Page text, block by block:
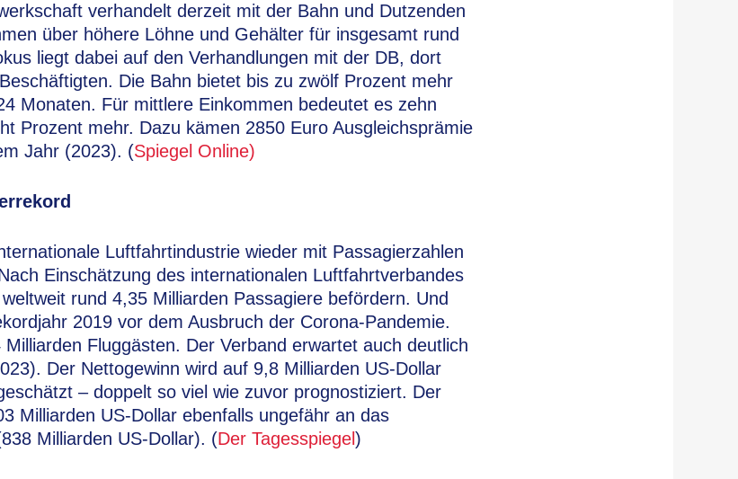
verhandelt derzeit mit der Bahn und Dutzenden
über höhere Löhne und Gehälter für insgesamt rund
liegt dabei auf den Verhandlungen mit der DB, dort
Die Bahn bietet bis zu zwölf Prozent mehr
Monaten. Für mittlere Einkommen bedeutet es zehn
Prozent mehr. Dazu kämen 2850 Euro Ausgleichsprämie
Jahr (2023). (Spiegel Online)
Luftfahrtindustrie wieder mit Passagierzahlen
Einschätzung des internationalen Luftfahrtverbandes
rund 4,35 Milliarden Passagiere befördern. Und
2019 vor dem Ausbruch der Corona-Pandemie.
Fluggästen. Der Verband erwartet auch deutlich
Der Nettogewinn wird auf 9,8 Milliarden US-Dollar
– doppelt so viel wie zuvor prognostiziert. Der
Milliarden US-Dollar ebenfalls ungefähr an das
Milliarden US-Dollar). (Der Tagesspiegel)